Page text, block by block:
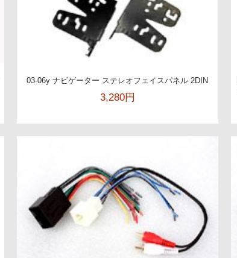
03-06y ナビゲーター ステレオフェイスパネル 2DIN
3,280円